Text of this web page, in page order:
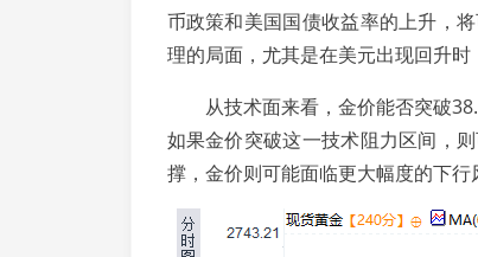
币政策和美国国债收益率的上升，
理的局面，尤其是在美元出现回升时
从技术面来看，金价能否突破
如果金价突破这一技术阻力区间，
撑，金价则可能面临更大幅度的下行